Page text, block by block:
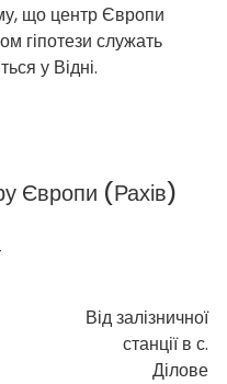
що центр Європи
гіпотези служать
у Відні.
Європи (Рахів)
Від залізничної
станції в с.
Ділове